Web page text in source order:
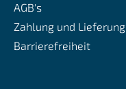
AGB's
Zahlung und Lieferung
Barrierefreiheit